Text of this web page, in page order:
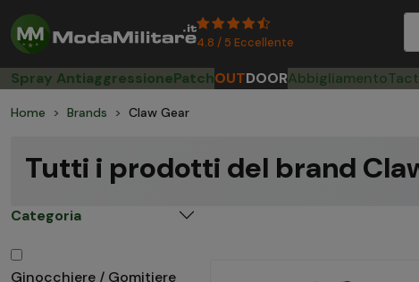
4.8 / 5 Eccellente
Spray AntiaggressionePatchOUTDOORAbbigliamento
Home Brands Claw Gear
Tutti i prodotti del brand
Categoria
Ginocchiere / Gomitiere